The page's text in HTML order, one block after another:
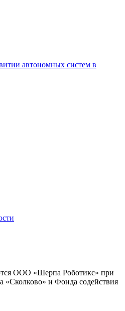
автономных систем в
ООО «Шерпа Роботикс» при
«Сколково» и Фонда содействия